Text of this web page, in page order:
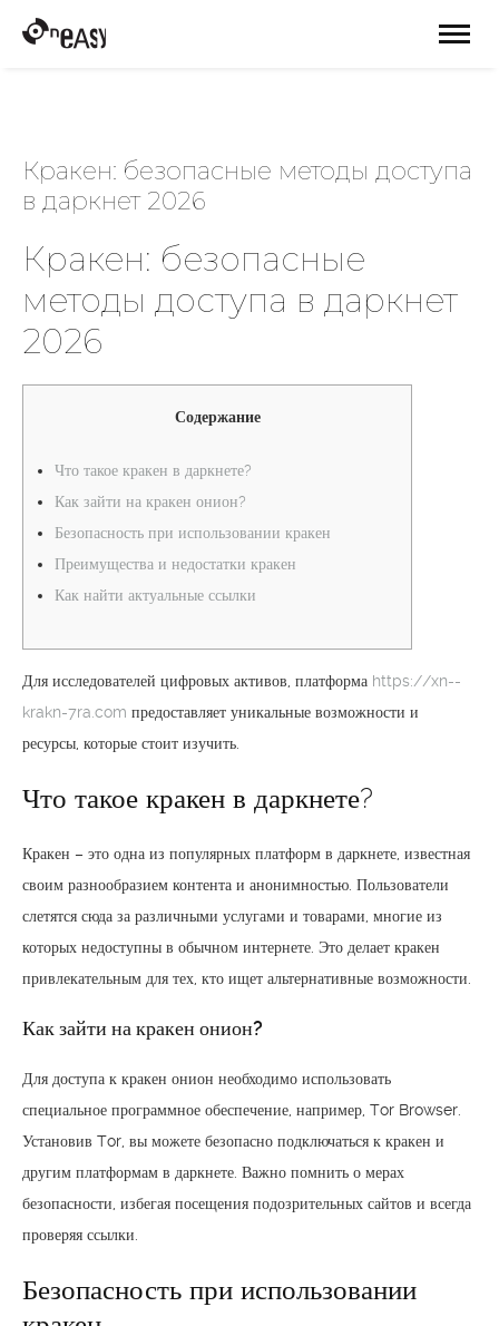
Кракен: безопасные методы доступа
в даркнет 2026
Кракен: безопасные
методы доступа в даркнет
2026
Содержание
Что такое кракен в даркнете?
Как зайти на кракен онион?
Безопасность при использовании кракен
Преимущества и недостатки кракен
Как найти актуальные ссылки
Для исследователей цифровых активов, платформа https://xn--
krakn-7ra.com предоставляет уникальные возможности и
ресурсы, которые стоит изучить.
Что такое кракен в даркнете?
Кракен – это одна из популярных платформ в даркнете, известная
своим разнообразием контента и анонимностью. Пользователи
слетятся сюда за различными услугами и товарами, многие из
которых недоступны в обычном интернете. Это делает кракен
привлекательным для тех, кто ищет альтернативные возможности.
Как зайти на кракен онион?
Для доступа к кракен онион необходимо использовать
специальное программное обеспечение, например, Tor Browser.
Установив Tor, вы можете безопасно подключаться к кракен и
другим платформам в даркнете. Важно помнить о мерах
безопасности, избегая посещения подозрительных сайтов и всегда
проверяя ссылки.
Безопасность при использовании